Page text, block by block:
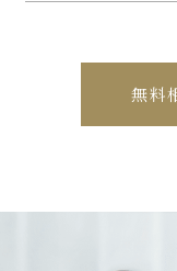
無料